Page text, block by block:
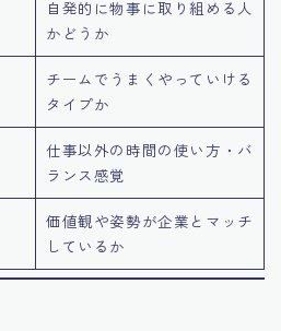
自発的に物事に取り組める人
かどうか
チームでうまくやっていける
タイプか
仕事以外の時間の使い方・バ
ランス感覚
価値観や姿勢が企業とマッチ
しているか